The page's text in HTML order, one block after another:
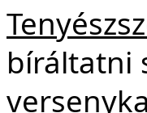
bíráltatni